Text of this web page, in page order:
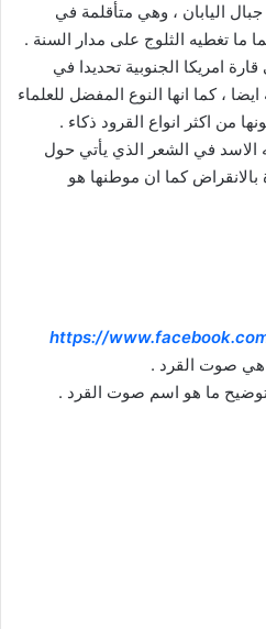
اليابان ، وهي متأقلمة في
ما تغطيه الثلوج على مدار السنة .
امريكا الجنوبية تحديدا في
ايضا ، كما انها النوع المفضل للعلماء
من اكثر انواع القرود ذكاء .
الاسد في الشعر الذي يأتي حول
كما ان موطنها هو
https://
هي صوت القرد .
ما هو اسم صوت القرد .